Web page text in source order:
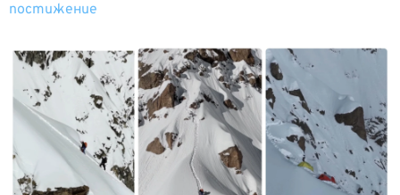
постижение